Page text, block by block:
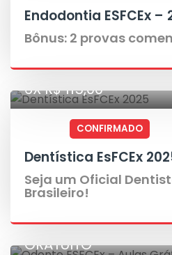
Endodontia ESFCEx –
Bônus: 2 provas
6X R$ 115,00
CONFIRMADO
Dentística EsFCEx
Seja um Oficial
Brasileiro!
GRATUITO